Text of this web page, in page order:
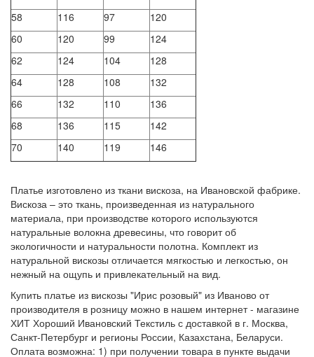
58
116 97
120
60
120 99
124
62
124 104
128
64
128 108
132
66
132 110
136
68
136 115
142
70
140 119 146
Платье изготовлено из ткани вискоза, на Ивановской фабрике.
Вискоза – это ткань, произведенная из натурального
материала, при производстве которого используются
натуральные волокна древесины, что говорит об
экологичности и натуральности полотна. Комплект из
натуральной вискозы отличается мягкостью и легкостью, он
нежный на ощупь и привлекательный на вид.
Купить платье из вискозы "Ирис розовый" из Иваново от
производителя в розницу можно в нашем интернет - магазине
ХИТ Хороший Ивановский Текстиль с доставкой в г. Москва,
Санкт-Петербург и регионы России, Казахстана, Беларуси.
Оплата возможна: 1) при получении товара в пункте выдачи